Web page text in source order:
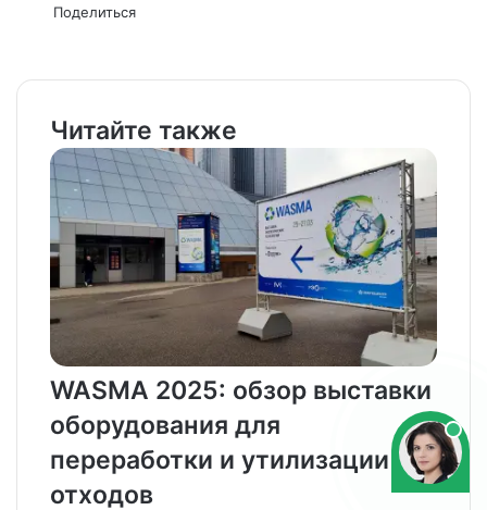
Поделиться
Читайте также
WASMA 2025: обзор выставки
оборудования для
переработки и утилизации
отходов